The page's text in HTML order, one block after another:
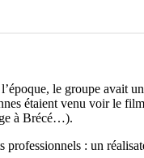
le groupe avait
étaient venu voir le
à Brécé…).
: un